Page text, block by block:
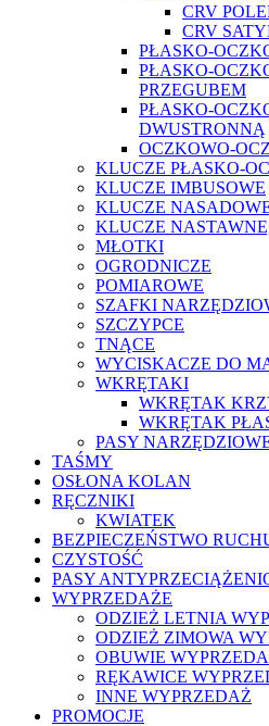
CRV
CRV
PŁASKO-
PŁASKO-
PRZEGUBEM
PŁASKO-
DWUSTRONNĄ
OCZKOWO-
KLUCZE PŁASKO-
KLUCZE IMBUSOWE
KLUCZE
KLUCZE
MŁOTKI
OGRODNICZE
POMIAROWE
SZAFKI
SZCZYPCE
TNĄCE
WYCISKACZE DO
WKRĘTAKI
WKRĘTAK
WKRĘTAK
PASY
TAŚMY
OSŁONA KOLAN
RĘCZNIKI
KWIATEK
BEZPIECZEŃSTWO
CZYSTOŚĆ
PASY
WYPRZEDAŻE
ODZIEŻ LETNIA
ODZIEŻ ZIMOWA
OBUWIE
RĘKAWICE
INNE WYPRZEDAŻ
PROMOCJE